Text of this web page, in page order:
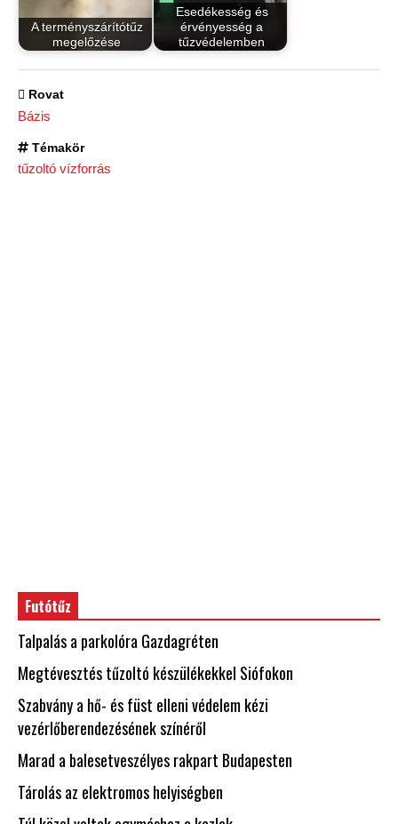
A terményszárítótűz
megelőzése
Esedékesség és
érvényesség a
tűzvédelemben
Rovat
Bázis
Témakör
tűzoltó vízforrás
Futótűz
Talpalás a parkolóra Gazdagréten
Megtévesztés tűzoltó készülékekkel Siófokon
Szabvány a hő- és füst elleni védelem kézi
vezérlőberendezésének színéről
Marad a balesetveszélyes rakpart Budapesten
Tárolás az elektromos helyiségben